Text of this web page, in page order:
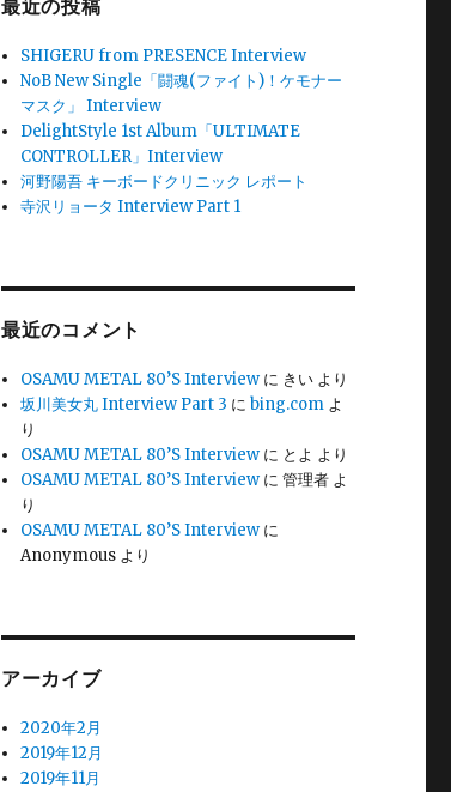
SHIGERU from PRESENCE Interview
NoB New Single「闘魂(ファイト)！ケモナー
マスク」 Interview
DelightStyle 1st Album「ULTIMATE
CONTROLLER」Interview
河野陽吾 キーボードクリニック レポート
寺沢リョータ Interview Part 1
最近のコメント
OSAMU METAL 80’S Interview に きい より
坂川美女丸 Interview Part 3 にbing.com よ
り
OSAMU METAL 80’S Interview に とよ より
OSAMU METAL 80’S Interview に管理者 よ
り
OSAMU METAL 80’S Interview に
Anonymous より
アーカイブ
2020年2月
2019年12月
2019年11月